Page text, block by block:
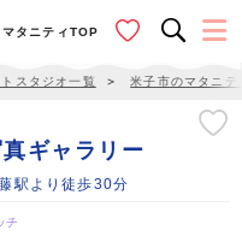
マタニティTOP
スタジオ一覧 ＞ 米子市のマタニ
ギャラリー
駅より徒歩30分
チ